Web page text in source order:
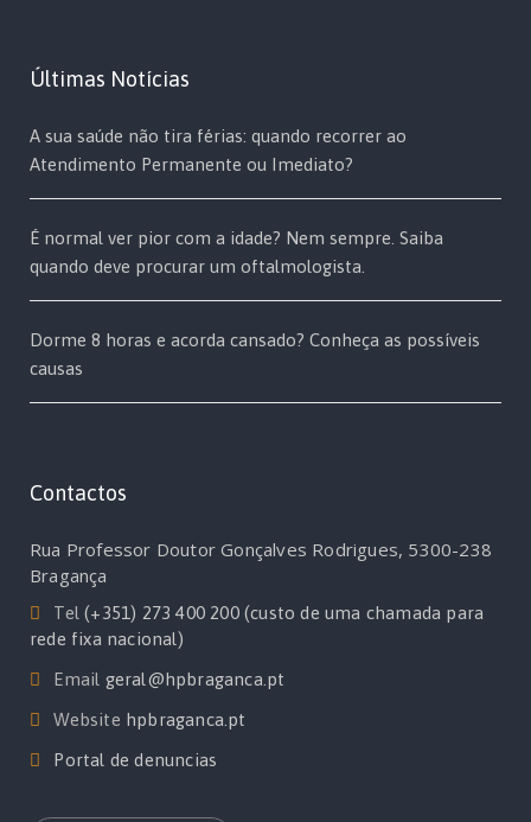
Últimas Notícias
A sua saúde não tira férias: quando recorrer ao
Atendimento Permanente ou Imediato?
É normal ver pior com a idade? Nem sempre. Saiba
quando deve procurar um oftalmologista.
Dorme 8 horas e acorda cansado? Conheça as possíveis
causas
Contactos
Rua Professor Doutor Gonçalves Rodrigues, 5300-238
Bragança
Tel(+351) 273 400 200 (custo de uma chamada para
rede fixa nacional)
Email geral@hpbraganca.pt
Website hpbraganca.pt
Portal de denuncias